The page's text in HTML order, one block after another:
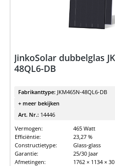
JinkoSolar dubbelglas
48QL6-DB
Fabrikanttype: JKM465N-48QL6-DB
+ meer bekijken
Art. Nr.: 14446
Vermogen:
465 Watt
Efficiëntie:
23,27 %
Constructietype:
Glass-glass
Garantie:
25/30 Jaar
Afmetingen:
1762 × 1134 ×